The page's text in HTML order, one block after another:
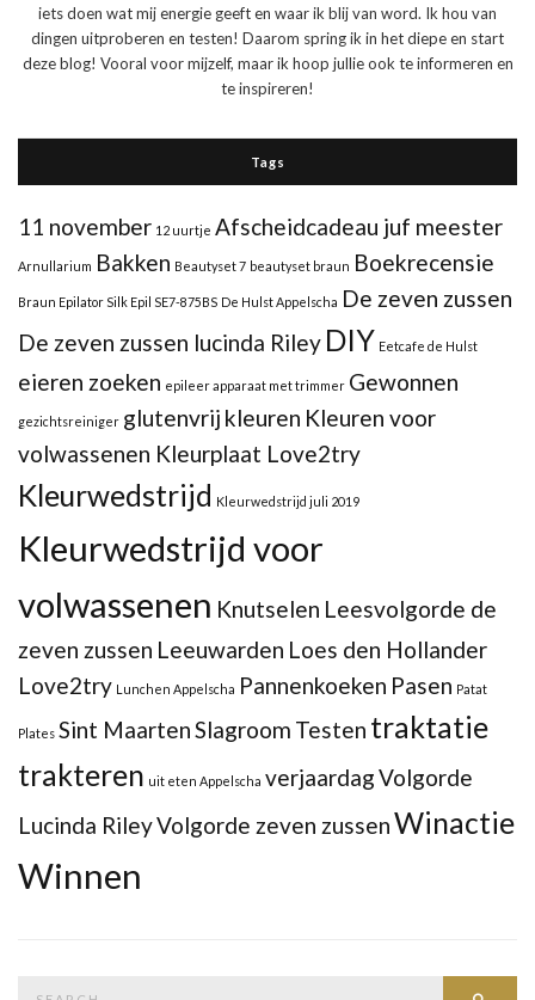
iets doen wat mij energie geeft en waar ik blij van word. Ik hou van
dingen uitproberen en testen! Daarom spring ik in het diepe en start
deze blog! Vooral voor mijzelf, maar ik hoop jullie ook te informeren en
te inspireren!
Tags
11 november 12 uurtje Afscheidcadeau juf meester
Arnullarium Bakken Beautyset 7 beautyset braun Boekrecensie
Braun Epilator Silk Epil SE7-875BS De Hulst Appelscha De zeven zussen
De zeven zussen lucinda Riley DIY Eetcafe de Hulst
eieren zoeken epileer apparaat met trimmer Gewonnen
gezichtsreiniger glutenvrij kleuren Kleuren voor
volwassenen Kleurplaat Love2try
Kleurwedstrijd Kleurwedstrijd juli 2019
Kleurwedstrijd voor
volwassenen Knutselen Leesvolgorde de
zeven zussen Leeuwarden Loes den Hollander
Love2try Lunchen Appelscha Pannenkoeken Pasen Patat
Plates Sint MaartenSlagroom Testen traktatie
trakteren uit eten Appelscha verjaardagVolgorde
Lucinda RileyVolgorde zeven zussenWinactie
Winnen